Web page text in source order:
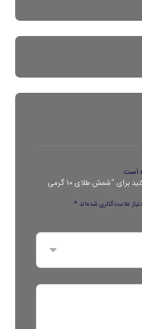
است.
اولین نفری باشید که دیدگاهی را ارسال می کنید برای “شمش طلای ۱۰ گرمی
علامت‌گذاری شده‌اند*